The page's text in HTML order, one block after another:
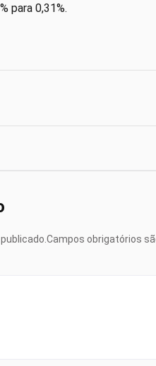
para 0,31%.
Campos obrigatórios